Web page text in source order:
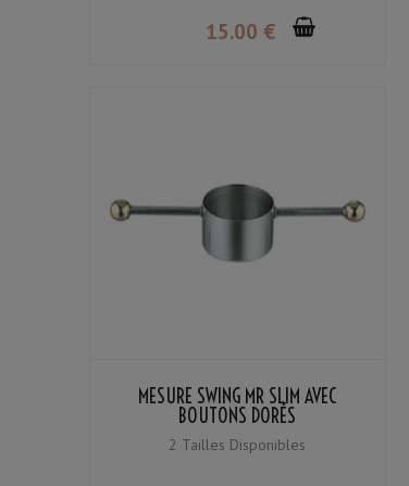
15.00 €
MESURE SWING MR SLIM AVEC
BOUTONS DORÉS
2 Tailles Disponibles